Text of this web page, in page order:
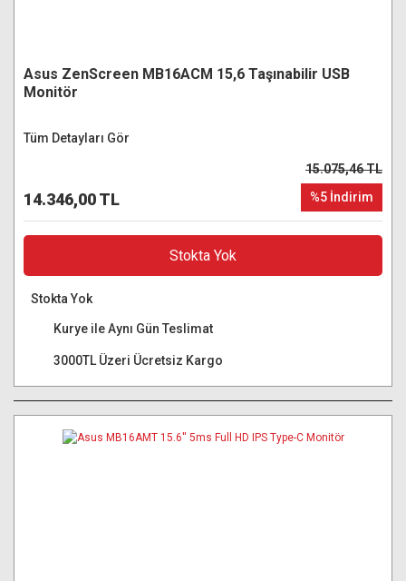
Asus ZenScreen MB16ACM 15,6 Taşınabilir USB
Monitör
Tüm Detayları Gör
14.346,00 TL
15.075,46 TL
%5 İndirim
Stokta Yok
Stokta Yok
Kurye ile Aynı Gün Teslimat
3000TL Üzeri Ücretsiz Kargo